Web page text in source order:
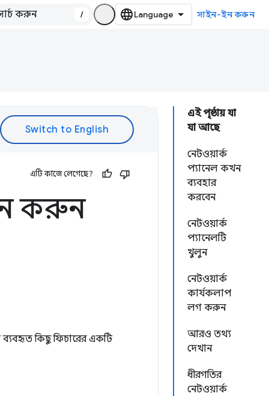
/ সাইন-ইন করুন
এই পৃষ্ঠায় যা
যা আছে
নেটওয়ার্ক
প্যানেল কখন
ব্যবহার
করবেন
নেটওয়ার্ক
প্যানেলটি
খুলুন
নেটওয়ার্ক
কার্যকলাপ
লগ করুন
আরও তথ্য
দেখান
ধীরগতির
নেটওয়ার্ক
এটি কাজে লেগেছে?
করুন
ব্যবহৃত কিছু ফিচারের একটি